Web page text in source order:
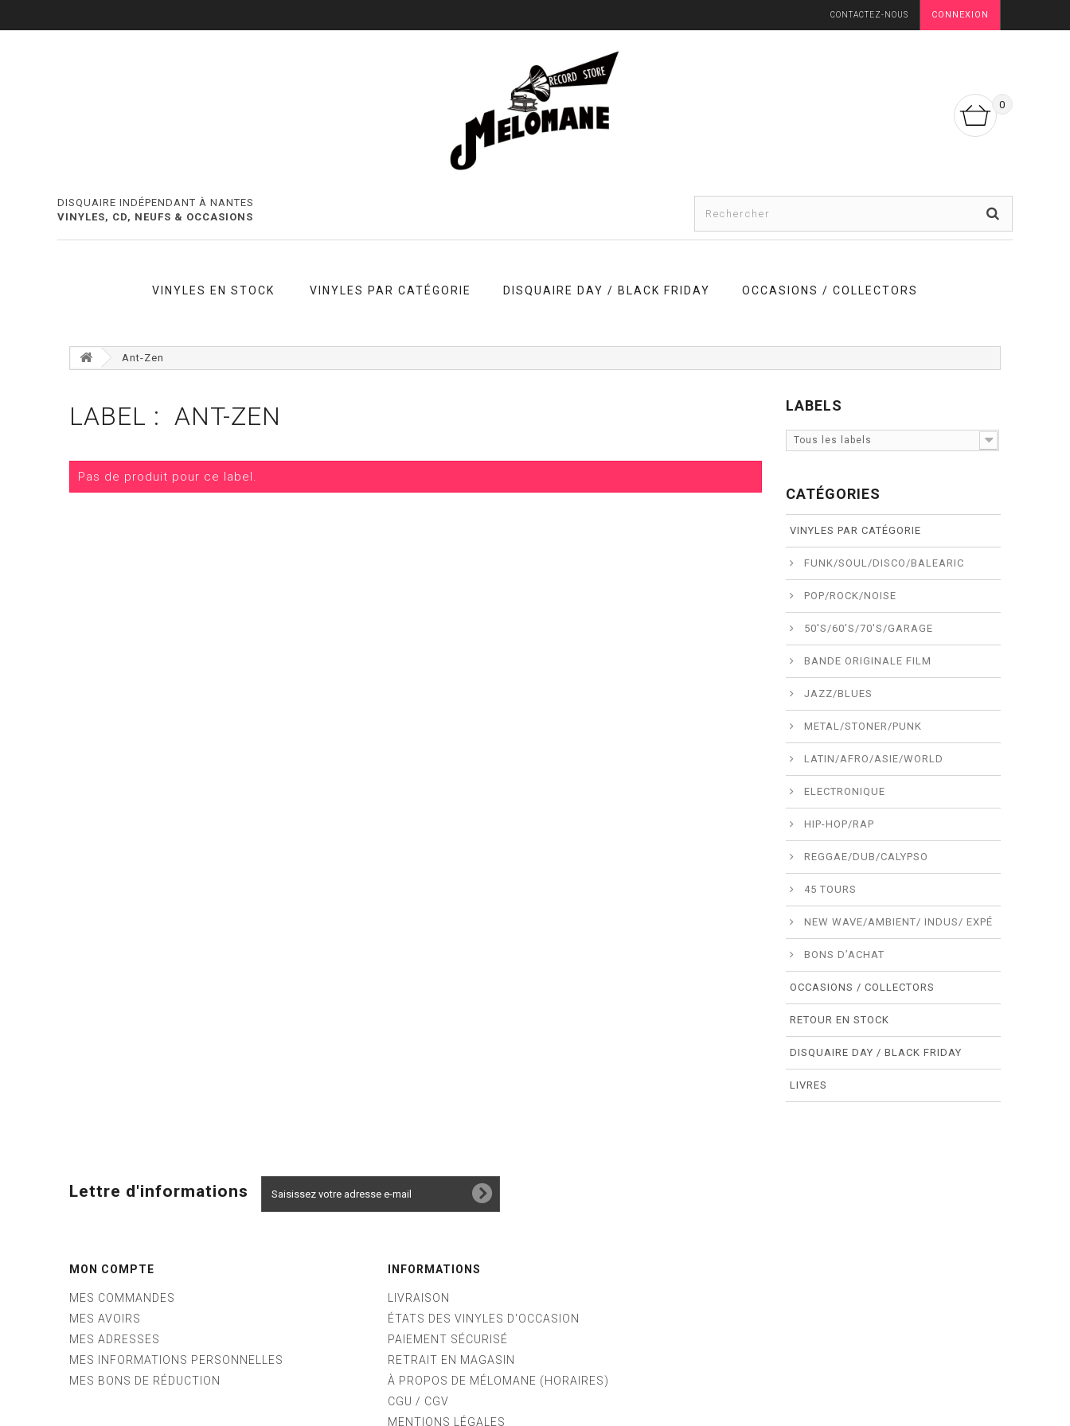
CONNEXION
CONTACTEZ-NOUS
0
DISQUAIRE INDÉPENDANT À NANTES
VINYLES, CD, NEUFS & OCCASIONS
VINYLES EN STOCK VINYLES PAR CATÉGORIE DISQUAIRE DAY / BLACK FRIDAY OCCASIONS / COLLECTORS
Ant-Zen
LABEL : ANT-ZEN
Pas de produit pour ce label.
LABELS
Tous les labels
CATÉGORIES
VINYLES PAR CATÉGORIE
FUNK/SOUL/DISCO/BALEARIC
POP/ROCK/NOISE
50'S/60'S/70'S/GARAGE
BANDE ORIGINALE FILM
JAZZ/BLUES
METAL/STONER/PUNK
LATIN/AFRO/ASIE/WORLD
ELECTRONIQUE
HIP-HOP/RAP
REGGAE/DUB/CALYPSO
45 TOURS
NEW WAVE/AMBIENT/ INDUS/ EXPÉ
BONS D’ACHAT
OCCASIONS / COLLECTORS
RETOUR EN STOCK
DISQUAIRE DAY / BLACK FRIDAY
LIVRES
Lettre d'informations
MON COMPTE
MES COMMANDES
MES AVOIRS
MES ADRESSES
MES INFORMATIONS PERSONNELLES
MES BONS DE RÉDUCTION
INFORMATIONS
LIVRAISON
ÉTATS DES VINYLES D'OCCASION
PAIEMENT SÉCURISÉ
RETRAIT EN MAGASIN
À PROPOS DE MÉLOMANE (HORAIRES)
CGU / CGV
MENTIONS LÉGALES